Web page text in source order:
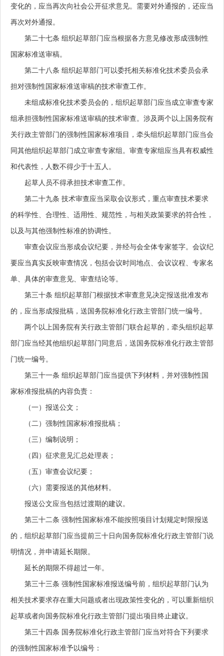
变化的，应当再次向社会公开征求意见。需要对外通报的，还应当
再次对外通报。
第二十七条 组织起草部门应当根据各方意见修改形成强制性
国家标准送审稿。
第二十八条 组织起草部门可以委托相关标准化技术委员会承
担对强制性国家标准送审稿的技术审查工作。
未组成标准化技术委员会的，组织起草部门应当成立审查专家
组承担强制性国家标准送审稿的技术审查。涉及两个以上国务院有
关行政主管部门的强制性国家标准项目，牵头组织起草部门应当会
同其他组织起草部门成立审查专家组。审查专家组应当具有权威性
和代表性，人数不得少于十五人。
起草人员不得承担技术审查工作。
第二十九条 技术审查应当采取会议形式，重点审查技术要求
的科学性、合理性、适用性、规范性，与相关政策要求的符合性，
以及与其他强制性标准的协调性。
审查会议应当形成会议纪要，并经与会全体专家签字。会议纪
要应当真实反映审查情况，包括会议时间地点、会议议程、专家名
单、具体的审查意见、审查结论等。
第三十条 组织起草部门根据技术审查意见决定报送批准发布
的，应当形成报批稿，送国务院标准化行政主管部门统一编号。
两个以上国务院有关行政主管部门联合起草的，牵头组织起草
部门应当经其他组织起草部门同意后，送国务院标准化行政主管部
门统一编号。
第三十一条 组织起草部门应当提供下列材料，并对强制性国
家标准报批稿的内容负责：
（一）报送公文；
（二）强制性国家标准报批稿；
（三）编制说明；
（四）征求意见汇总处理表；
（五）审查会议纪要；
（六）需要报送的其他材料。
报送公文应当包括过渡期的建议。
第三十二条 强制性国家标准不能按照项目计划规定时限报送
的，组织起草部门应当提前三十日向国务院标准化行政主管部门说
明情况，并申请延长期限。
延长的期限不得超过一年。
第三十三条 强制性国家标准报送编号前，组织起草部门认为
相关技术要求存在重大问题或者出现政策性变化的，可以重新组织
起草或者向国务院标准化行政主管部门提出项目终止建议。
第三十四条 国务院标准化行政主管部门应当对符合下列要求
的强制性国家标准予以编号：